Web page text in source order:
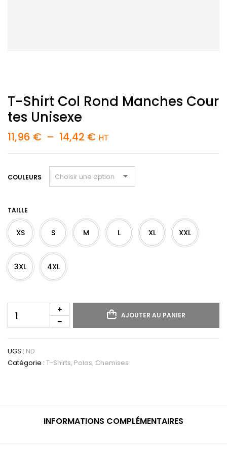
T-Shirt Col Rond Manches Cour
Tes Unisexe
11,96 € – 14,42 €Plage
prix :
11,96 €
à
14,42 €
HT
COULEURS
TAILLE
XS S M L XL XXL
3XL 4XL
T-
shirt
col
rond
manches
AJOUTER AU PANIER
UGS : ND
Catégorie : T-Shirts, Polos, Chemises
INFORMATIONS COMPLÉMENTAIRES